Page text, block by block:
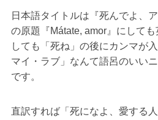
日本語タイトルは『死んでよ、
の原題『Mátate, amor』にして
しても「死ね」の後にカンマが
マイ・ラブ」なんて語呂のいい
です。
直訳すれば「死になよ、愛する